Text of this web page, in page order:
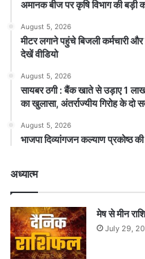
अमानक बीज पर कृषि विभाग की बड़ी
August 5, 2026
मीटर लगाने पहुंचे बिजली कर्मचारी
देखें वीडियो
August 5, 2026
सायबर ठगी : बैंक खाते से उड़ाए 1
का खुलासा, अंतर्राज्यीय गिरोह के दो
August 5, 2026
भाजपा दिव्यांगजन कल्याण प्रकोष्ठ की
अध्यात्म
मेष से मीन
July 29,